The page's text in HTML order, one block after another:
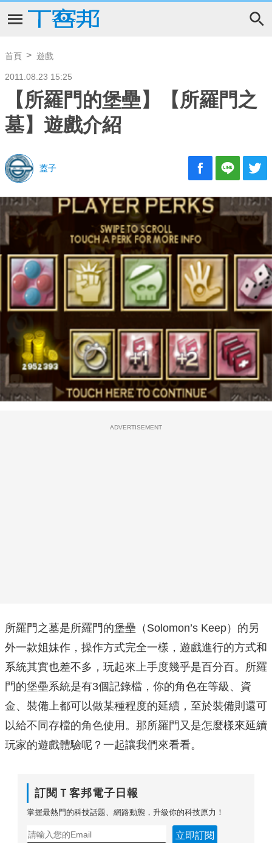
首頁 遊戲
2011.08.23 15:25
【所羅門的堡壘】【所羅門之
墓】遊戲介紹
蓋子
ADVERTISEMENT
所羅門之墓是所羅門的堡壘（Solomon’s Keep）的另
外一款姐妹作，操作方式完全一樣，遊戲進行的方式和
系統其實也差不多，玩起來上手度幾乎是百分百。所羅
門的堡壘系統是有3個記錄檔，你的角色在等級、資
金、裝備上都可以做某種程度的延續，至於裝備則還可
以給不同存檔的角色使用。那所羅門又是怎麼樣來延續
玩家的遊戲體驗呢？一起讓我們來看看。
訂閱Ｔ客邦電子日報
掌握最熱門的科技話題、網路動態，升級你的科技原力！
立即訂閱